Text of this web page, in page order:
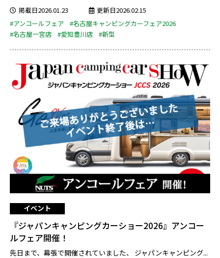
掲載日2026.01.23
更新日2026.02.15
#アンコールフェア
#名古屋キャンピングカーフェア2026
#名古屋一宮店
#愛知豊川店 #新型
イベント
『ジャパンキャンピングカーショー2026』アンコー
ルフェア開催！
先日まで、幕張で開催されていました、 ジャパンキャンピング...